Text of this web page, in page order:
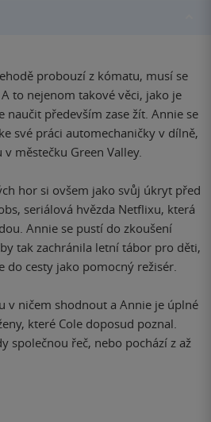
probouzí z kómatu, musí se
to nejenom takové věci, jako je
naučit především zase žít. Annie se
své práci automechaničky v dílně,
městečku Green Valley.
hor si ovšem jako svůj úkryt před
seriálová hvězda Netflixu, která
Annie se pustí do zkoušení
tak zachránila letní tábor pro děti,
do cesty jako pomocný režisér.
v ničem shodnout a Annie je úplné
které Cole doposud poznal.
společnou řeč, nebo pochází z až